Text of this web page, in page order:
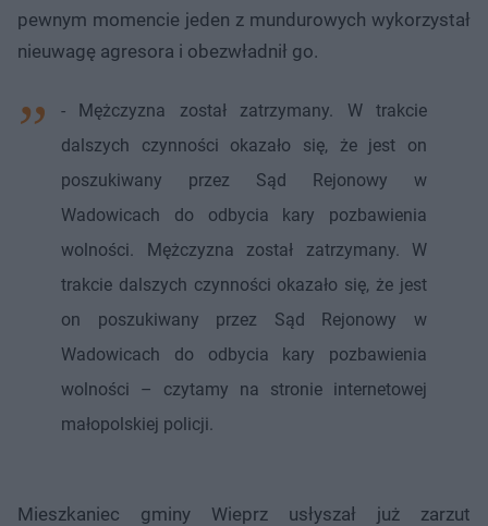
pewnym momencie jeden z mundurowych wykorzystał
nieuwagę agresora i obezwładnił go.
- Mężczyzna został zatrzymany. W trakcie
dalszych czynności okazało się, że jest on
poszukiwany przez Sąd Rejonowy w
Wadowicach do odbycia kary pozbawienia
wolności. Mężczyzna został zatrzymany. W
trakcie dalszych czynności okazało się, że jest
on poszukiwany przez Sąd Rejonowy w
Wadowicach do odbycia kary pozbawienia
wolności – czytamy na stronie internetowej
małopolskiej policji.
Mieszkaniec gminy Wieprz usłyszał już zarzut